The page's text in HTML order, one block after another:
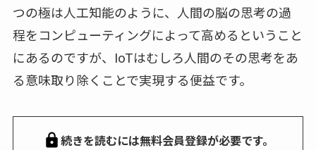
つの極は人工知能のように、人間の脳の思考の過
程をコンピューティングによって高めるということ
にあるのですが、IoTはむしろ人間のその思考をあ
る意味取り除くことで実現する便益です。
続きを読むには無料会員登録が必要です。